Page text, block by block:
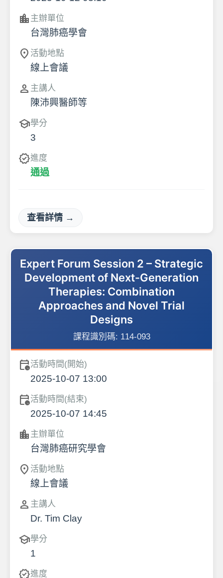
location_city 主辦單位
台灣肺癌學會
location_on 活動地點
線上會議
person 主講人
陳沛興醫師等
school學分
3
verified進度
通過
查看詳情 →
Expert Forum Session 2 – Strategic
Development of Next-Generation
Therapies: Combination
Approaches and Novel Trial
Designs
課程識別碼: 114-093
calendar_clock活動時間(開始)
2025-10-07 13:00
calendar_clock活動時間(結束)
2025-10-07 14:45
location_city 主辦單位
台灣肺癌研究學會
location_on 活動地點
線上會議
person 主講人
Dr. Tim Clay
school學分
1
verified進度